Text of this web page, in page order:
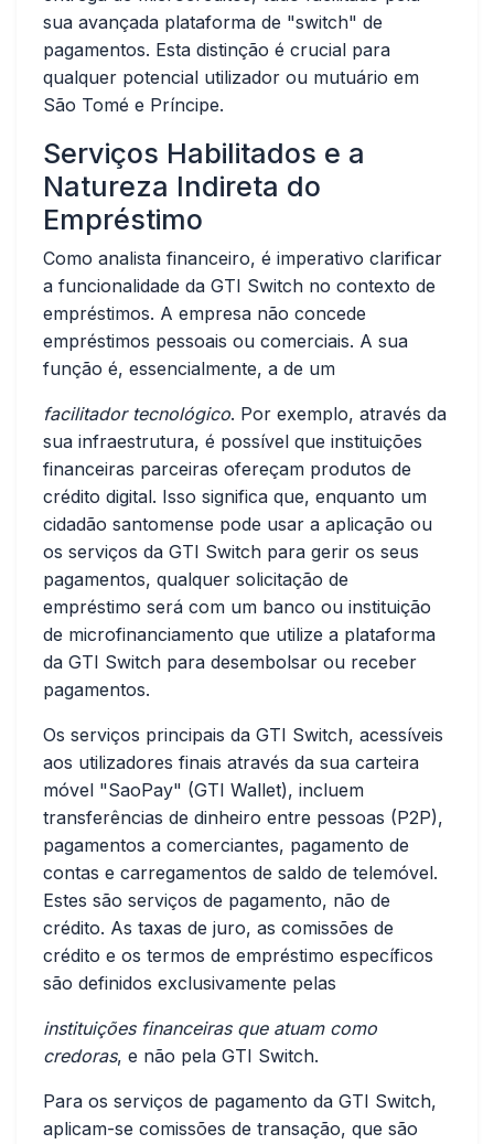
sua avançada plataforma de "switch" de
pagamentos. Esta distinção é crucial para
qualquer potencial utilizador ou mutuário em
São Tomé e Príncipe.
Serviços Habilitados e a
Natureza Indireta do
Empréstimo
Como analista financeiro, é imperativo clarificar
a funcionalidade da GTI Switch no contexto de
empréstimos. A empresa não concede
empréstimos pessoais ou comerciais. A sua
função é, essencialmente, a de um
facilitador tecnológico. Por exemplo, através da
sua infraestrutura, é possível que instituições
financeiras parceiras ofereçam produtos de
crédito digital. Isso significa que, enquanto um
cidadão santomense pode usar a aplicação ou
os serviços da GTI Switch para gerir os seus
pagamentos, qualquer solicitação de
empréstimo será com um banco ou instituição
de microfinanciamento que utilize a plataforma
da GTI Switch para desembolsar ou receber
pagamentos.
Os serviços principais da GTI Switch, acessíveis
aos utilizadores finais através da sua carteira
móvel "SaoPay" (GTI Wallet), incluem
transferências de dinheiro entre pessoas (P2P),
pagamentos a comerciantes, pagamento de
contas e carregamentos de saldo de telemóvel.
Estes são serviços de pagamento, não de
crédito. As taxas de juro, as comissões de
crédito e os termos de empréstimo específicos
são definidos exclusivamente pelas
instituições financeiras que atuam como
credoras, e não pela GTI Switch.
Para os serviços de pagamento da GTI Switch,
aplicam-se comissões de transação, que são